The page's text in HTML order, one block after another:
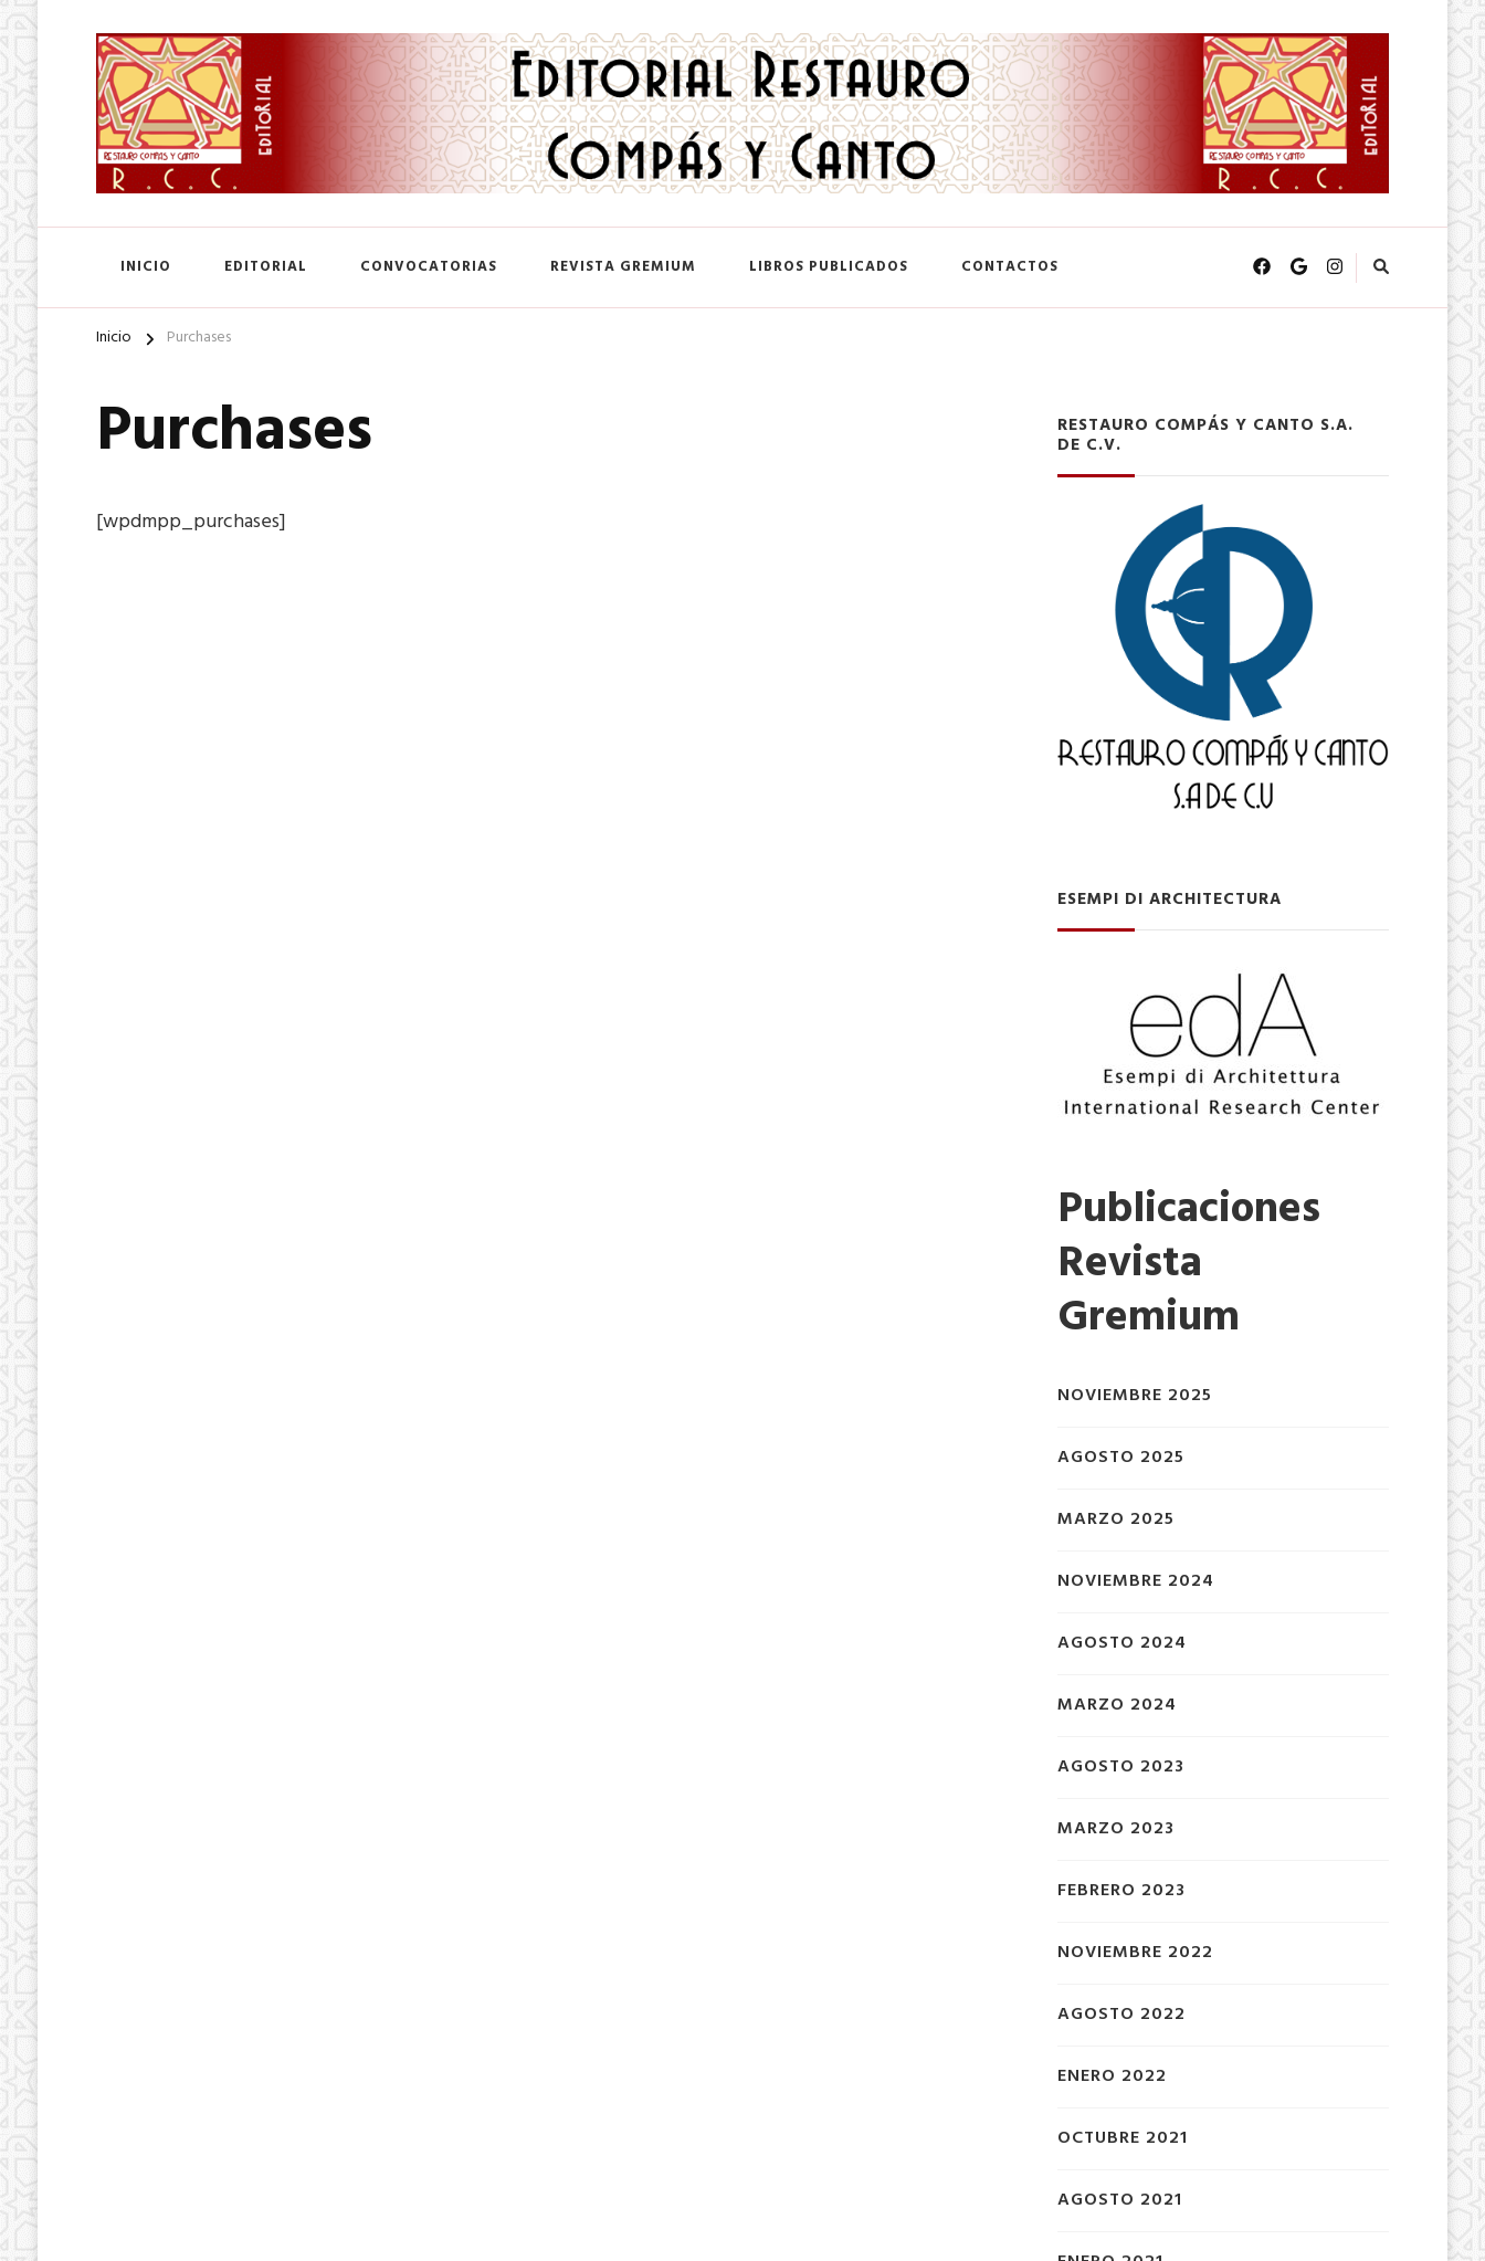
INICIO EDITORIAL CONVOCATORIAS REVISTA GREMIUM LIBROS PUBLICADOS CONTACTOS
Inicio Purchases
Purchases
[wpdmpp_purchases]
RESTAURO COMPÁS Y CANTO S.A.
DE C.V.
ESEMPI DI ARCHITECTURA
Publicaciones
Revista
Gremium
NOVIEMBRE 2025
AGOSTO 2025
MARZO 2025
NOVIEMBRE 2024
AGOSTO 2024
MARZO 2024
AGOSTO 2023
MARZO 2023
FEBRERO 2023
NOVIEMBRE 2022
AGOSTO 2022
ENERO 2022
OCTUBRE 2021
AGOSTO 2021